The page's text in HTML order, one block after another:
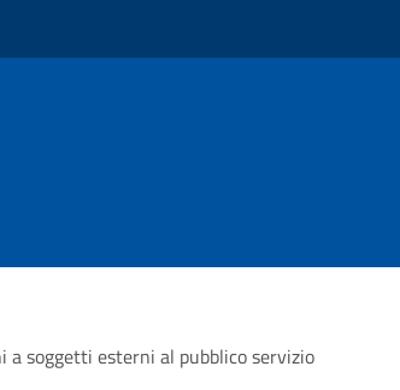
soggetti esterni al pubblico servizio